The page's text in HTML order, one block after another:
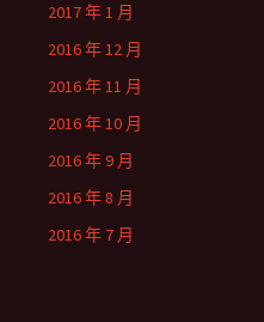
2017 年 1 月
2016 年 12 月
2016 年 11 月
2016 年 10 月
2016 年 9 月
2016 年 8 月
2016 年 7 月